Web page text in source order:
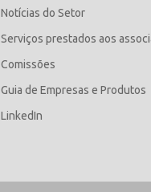
Notícias do Setor
Serviços prestados aos
Comissões
Guia de Empresas e Produtos
LinkedIn